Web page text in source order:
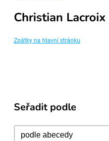
Christian Lacroix
Zpátky na hlavní stránku
Seřadit podle
Seřadit podle
Seřadit podle